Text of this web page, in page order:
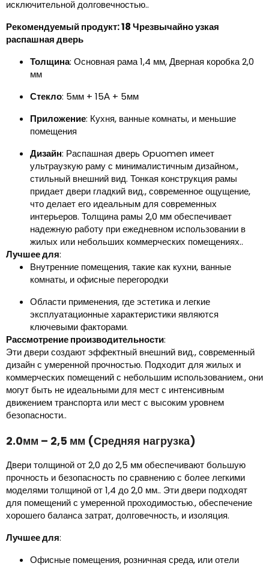
исключительной долговечностью..
Рекомендуемый продукт: 18 Чрезвычайно узкая
распашная дверь
Толщина: Основная рама 1,4 мм, Дверная коробка 2,0
мм
Стекло: 5мм + 15А + 5мм
Приложение: Кухня, ванные комнаты, и меньшие
помещения
Дизайн: Распашная дверь Opuomen имеет
ультраузкую раму с минималистичным дизайном.,
стильный внешний вид. Тонкая конструкция рамы
придает двери гладкий вид., современное ощущение,
что делает его идеальным для современных
интерьеров. Толщина рамы 2,0 мм обеспечивает
надежную работу при ежедневном использовании в
жилых или небольших коммерческих помещениях..
Лучшее для:
Внутренние помещения, такие как кухни, ванные
комнаты, и офисные перегородки
Области применения, где эстетика и легкие
эксплуатационные характеристики являются
ключевыми факторами.
Рассмотрение производительности:
Эти двери создают эффектный внешний вид., современный
дизайн с умеренной прочностью. Подходит для жилых и
коммерческих помещений с небольшим использованием., они
могут быть не идеальными для мест с интенсивным
движением транспорта или мест с высоким уровнем
безопасности..
2.0мм – 2,5 мм (Средняя нагрузка)
Двери толщиной от 2,0 до 2,5 мм обеспечивают большую
прочность и безопасность по сравнению с более легкими
моделями толщиной от 1,4 до 2,0 мм.. Эти двери подходят
для помещений с умеренной проходимостью., обеспечение
хорошего баланса затрат, долговечность, и изоляция.
Лучшее для:
Офисные помещения, розничная среда, или отели